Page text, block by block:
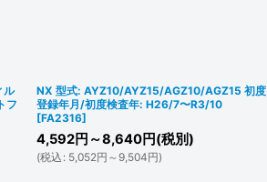
ル
フ
NX 型式: AYZ10/AYZ15/AGZ10/AGZ15 初度
登録年月/初度検査年: H26/7〜R3/10
[FA2316]
4,592円 ～8,640円(税別)
(税込 : 5,052円 ～9,504円)